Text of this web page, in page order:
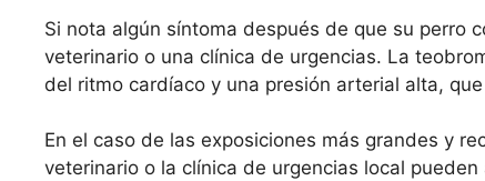
Si nota algún síntoma después de que su perro
veterinario o una clínica de urgencias. La
del ritmo cardíaco y una presión arterial alta,
En el caso de las exposiciones más grandes y
veterinario o la clínica de urgencias local